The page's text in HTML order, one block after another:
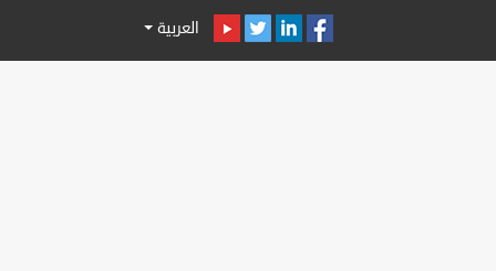
العربية